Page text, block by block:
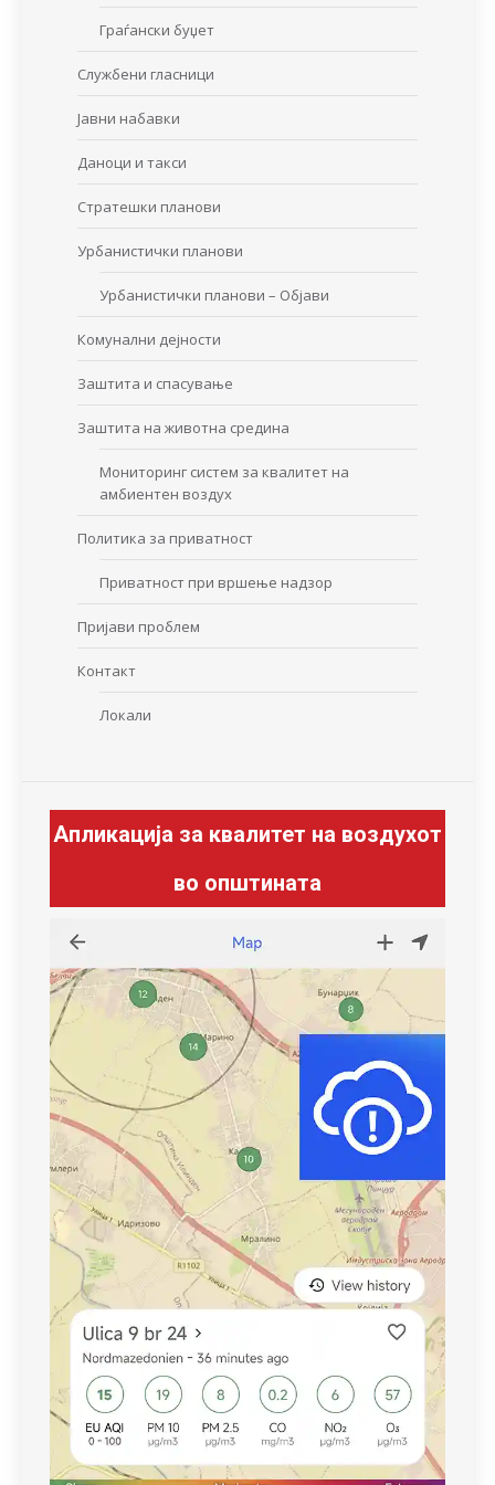
Граѓански буџет
Службени гласници
Јавни набавки
Даноци и такси
Стратешки планови
Урбанистички планови
Урбанистички планови – Објави
Комунални дејности
Заштита и спасување
Заштита на животна средина
Мониторинг систем за квалитет на
амбиентен воздух
Политика за приватност
Приватност при вршење надзор
Пријави проблем
Контакт
Локали
Апликација за квалитет на воздухот
во општината